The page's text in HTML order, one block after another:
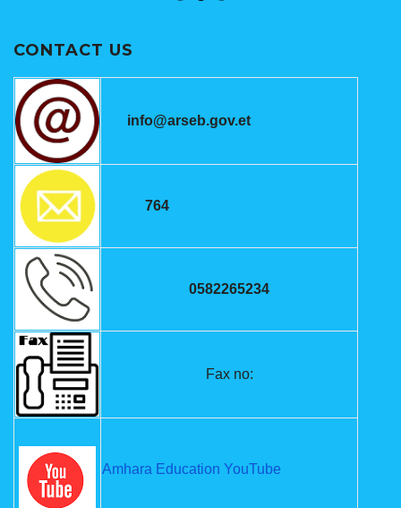
CONTACT US
info@arseb.gov.et
764
0582265234
Fax no:
Amhara Education YouTube